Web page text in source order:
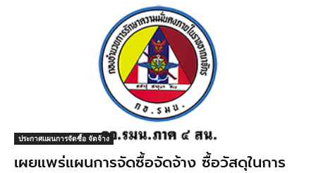
ประกาศแผนการจัดซื้อ จัดจ้าง
เผยแพร่แผนการจัดซื้อจัดจ้าง ซื้อวัสดุในการ